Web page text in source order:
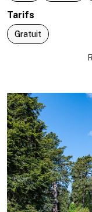
Tarifs
Gratuit